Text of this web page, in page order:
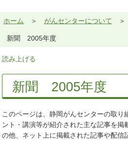
ホーム がんセンターについて
新聞 2005年度
読み上げる
新聞 2005年度
このページは、静岡がんセンターの取り
ント・講演等が紹介された主な記事を掲
の他、ネット上に掲載された記事や配信